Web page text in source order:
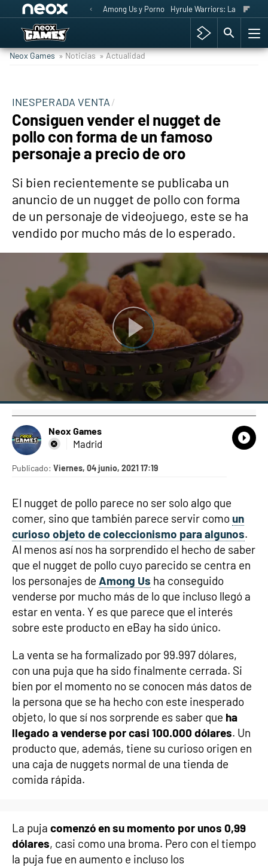
Among Us y Porno Hyrule Warriors: La Era del
Neox Games » Noticias » Actualidad
INESPERADA VENTA
Consiguen vender el nugget de
pollo con forma de un famoso
personaje a precio de oro
Si bien recientemente se publicaba un
anuncio de un nugget de pollo con forma
de un personaje de videojuego, este se ha
vendido por mucho más de lo esperado.
Neox Games
Madrid
Publicado: Viernes, 04 junio, 2021 17:19
El nugget de pollo parece no ser solo algo que
comer, sino que también parece servir como un
curioso objeto de coleccionismo para algunos.
Al menos así nos ha sorprendido el hecho de saber
que el nugget de pollo cuyo parecido se centra en
los personajes de Among Us ha conseguido
venderse por mucho más de lo que incluso llegó a
estar en venta. Y es que parece que el interés
sobre este producto en eBay ha sido único.
La venta se ha formalizado por 99.997 dólares,
con una puja que ha sido finalmente cerrada. Si
bien por el momento no se conocen más datos de
la persona que se ha hecho con este inesperado
objeto, lo que sí nos sorprende es saber que ha
llegado a venderse por casi 100.000 dólares. Un
producto que, además, tiene su curioso origen en
una caja de nuggets normal de una tienda de
comida rápida.
La puja comenzó en su momento por unos 0,99
dólares, casi como una broma. Pero con el tiempo
la puja fue en aumento e incluso los